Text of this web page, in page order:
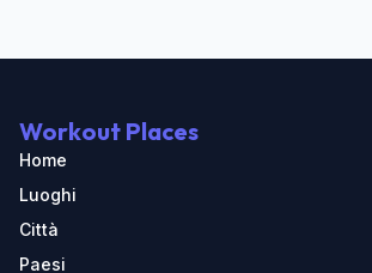
Workout Places
Home
Luoghi
Città
Paesi